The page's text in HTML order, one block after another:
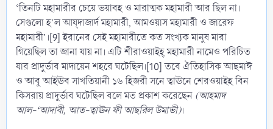
‘তিনটি মহামারীর চেয়ে ভয়াবহ ও মারাত্মক মহামারী আর ছিল না।
সেগুলো হ’ল আয্দাজার্দ মহামারী, আমওয়াস মহামারী ও জারেফ
মহামারী’।[9] ইরানের সেই মহামারীতে কত সংখ্যক মানুষ মারা
গিয়েছিল তা জানা যায় না। এটি শীরাওয়াইহ্ মহামারী নামেও পরিচিত
যার প্রাদুর্ভাব মাদায়েন শহরে ঘটেছিল।[10] তবে ঐতিহাসিক আছমাঈ
ও আবু আইঊব সাখতিয়ানী ১৬ হিজরী সনে ত্বাঊনে শেরওয়াইহ বিন
কিসরায় প্রাদুর্ভাব ঘটেছিল বলে মত প্রকাশ করেছেন (আহমাদ
আল-‘আদাবী, আত-ত্বাঊন ফী আছরিল উমাভী)।